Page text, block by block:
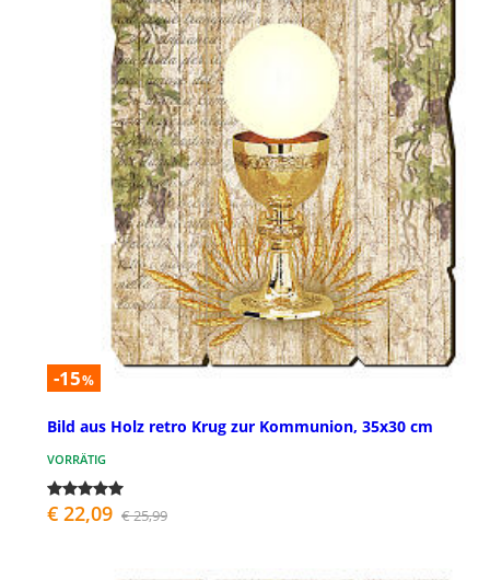
-15%
Bild aus Holz retro Krug zur Kommunion, 35x30 cm
VORRÄTIG
€ 22,09 € 25,99